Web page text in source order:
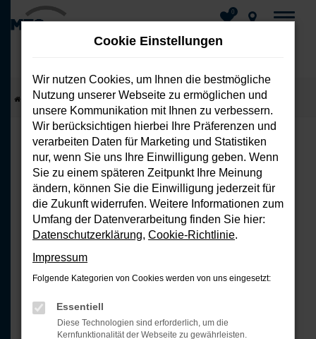
Zum
Hauptinhalt
springen
0
Startseite Fahrzeuge Fahrzeug-Showroom
FEHLER: NETWORK ERROR
Beim Laden ist ein Fehler aufgetreten.
Hier sind ein paar Tipps, die dir helfen
können:
Überprüfe deine Firewall und
deine Internetverbindung.
Laden andere Webseiten, zum
Beispiel deine Suchmaschine?
Cookie Einstellungen
Wir nutzen Cookies, um Ihnen die bestmögliche
Nutzung unserer Webseite zu ermöglichen und
unsere Kommunikation mit Ihnen zu verbessern.
Wir berücksichtigen hierbei Ihre Präferenzen und
verarbeiten Daten für Marketing und Statistiken
nur, wenn Sie uns Ihre Einwilligung geben. Wenn
Sie zu einem späteren Zeitpunkt Ihre Meinung
ändern, können Sie die Einwilligung jederzeit für
die Zukunft widerrufen. Weitere Informationen zum
Umfang der Datenverarbeitung finden Sie hier:
Datenschutzerklärung, Cookie-Richtlinie.
Impressum
Folgende Kategorien von Cookies werden von uns eingesetzt:
Essentiell
Diese Technologien sind erforderlich, um die
Kernfunktionalität der Webseite zu gewährleisten.